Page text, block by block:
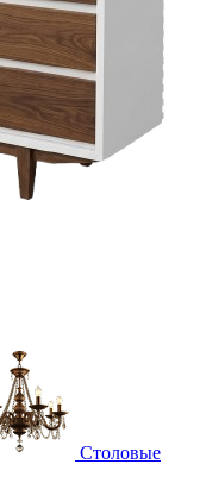
Столовые